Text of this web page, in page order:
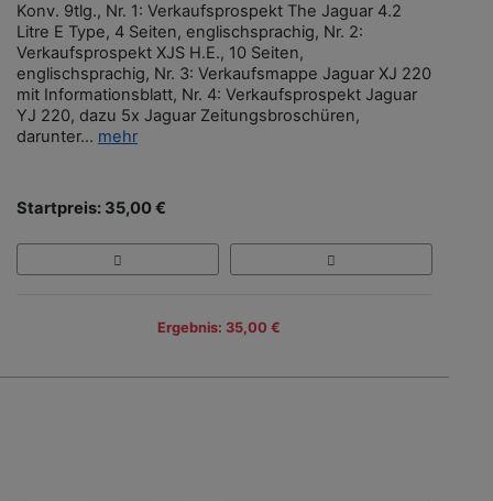
Konv. 9tlg., Nr. 1: Verkaufsprospekt The Jaguar 4.2
Litre E Type, 4 Seiten, englischsprachig, Nr. 2:
Verkaufsprospekt XJS H.E., 10 Seiten,
englischsprachig, Nr. 3: Verkaufsmappe Jaguar XJ 220
mit Informationsblatt, Nr. 4: Verkaufsprospekt Jaguar
YJ 220, dazu 5x Jaguar Zeitungsbroschüren,
darunter... mehr
Startpreis: 35,00 €
Ergebnis: 35,00 €